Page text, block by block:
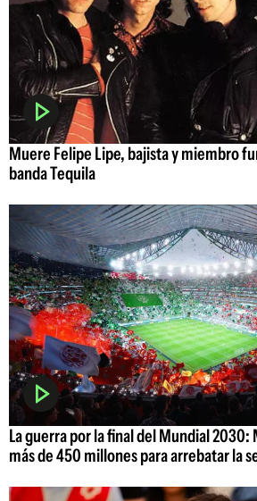
Muere Felipe Lipe, bajista y miembro
banda Tequila
La guerra por la final del Mundial
más de 450 millones para arrebatar la